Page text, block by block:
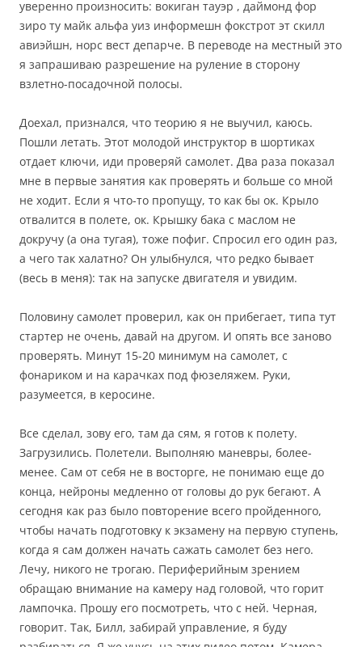
уверенно произносить: вокиган тауэр , даймонд фор
зиро ту майк альфа уиз информешн фокстрот эт скилл
авиэйшн, норс вест депарче. В переводе на местный это
я запрашиваю разрешение на руление в сторону
взлетно-посадочной полосы.
Доехал, признался, что теорию я не выучил, каюсь.
Пошли летать. Этот молодой инструктор в шортиках
отдает ключи, иди проверяй самолет. Два раза показал
мне в первые занятия как проверять и больше со мной
не ходит. Если я что-то пропущу, то как бы ок. Крыло
отвалится в полете, ок. Крышку бака с маслом не
докручу (а она тугая), тоже пофиг. Спросил его один раз,
а чего так халатно? Он улыбнулся, что редко бывает
(весь в меня): так на запуске двигателя и увидим.
Половину самолет проверил, как он прибегает, типа тут
стартер не очень, давай на другом. И опять все заново
проверять. Минут 15-20 минимум на самолет, с
фонариком и на карачках под фюзеляжем. Руки,
разумеется, в керосине.
Все сделал, зову его, там да сям, я готов к полету.
Загрузились. Полетели. Выполняю маневры, более-
менее. Сам от себя не в восторге, не понимаю еще до
конца, нейроны медленно от головы до рук бегают. А
сегодня как раз было повторение всего пройденного,
чтобы начать подготовку к экзамену на первую ступень,
когда я сам должен начать сажать самолет без него.
Лечу, никого не трогаю. Периферийным зрением
обращаю внимание на камеру над головой, что горит
лампочка. Прошу его посмотреть, что с ней. Черная,
говорит. Так, Билл, забирай управление, я буду